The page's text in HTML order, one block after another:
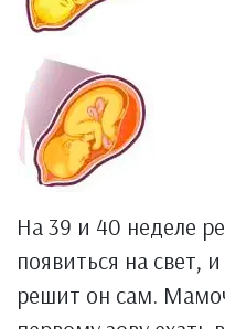
На 39 и 40 неделе
появиться на свет,
решит он сам.